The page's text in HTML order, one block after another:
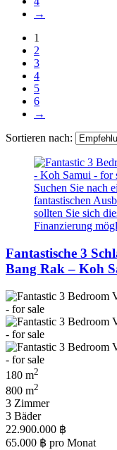
→
1
2
3
4
5
6
→
Sortieren nach:
Suchen Sie nach
fantastischen
sollten Sie sich
Finanzierung
Fantastische 3
Bang Rak – Koh
180 m2
800 m2
3 Zimmer
3 Bäder
22.900.000 ฿
65.000 ฿ pro Monat